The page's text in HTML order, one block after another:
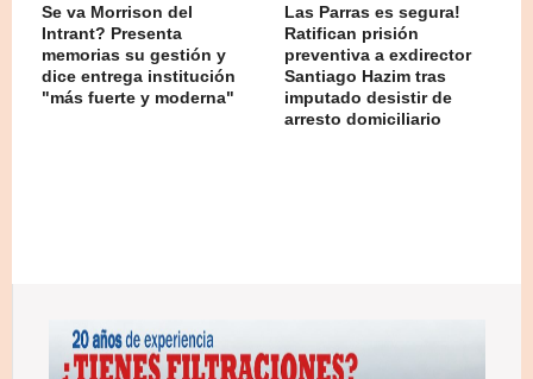
Se va Morrison del
Intrant? Presenta
memorias su gestión y
dice entrega institución
"más fuerte y moderna"
Las Parras es segura!
Ratifican prisión
preventiva a exdirector
Santiago Hazim tras
imputado desistir de
arresto domiciliario